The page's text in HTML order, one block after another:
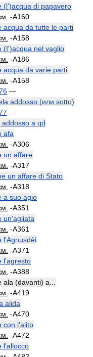
(l')acqua di papavero
-A160
acqua da tutte le parti
-A158
(I')acqua nel vaglio
-A186
acqua da varie parti
-A158
—
addosso (или sotto)
—
addosso a qd
afa
-A306
un affare
-A317
un affare di Stato
-A318
a suo agio
-A351
un'agliata
-A361
l'Agnusdèi
-A371
l'agresto
-A388
ala (davanti) a
-A419
alida
-A470
con l'alito
-A472
l'allocco